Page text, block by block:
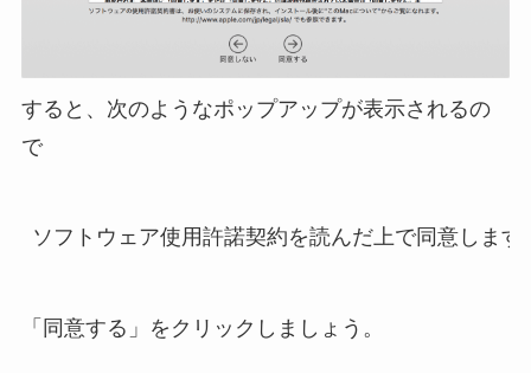
すると、次のようなポップアップが表示されるの
で
「同意する」をクリックしましょう。